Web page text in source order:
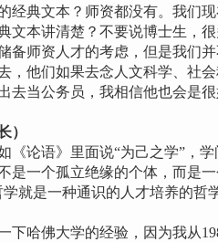
经典文本？师资都没有。我们
文本讲清楚？不要说博士生，
备师资人才的考虑，但是我们
，他们如果去念人文科学、社
当公务员，我相信他也会是很
）
论语》里面说“为己之学”，学
是一个孤立绝缘的个体，而是
就是一种通识的人才培养的哲
哈佛大学的经验，因为我从